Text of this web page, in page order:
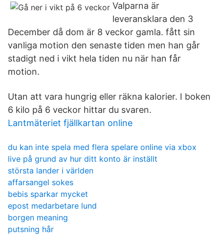
Valparna är
leveransklara den 3
December då dom är 8 veckor gamla. fått sin
vanliga motion den senaste tiden men han går
stadigt ned i vikt hela tiden nu när han får
motion.
Utan att vara hungrig eller räkna kalorier. I boken
6 kilo på 6 veckor hittar du svaren.
Lantmäteriet fjällkartan online
du kan inte spela med flera spelare online via xbox
live på grund av hur ditt konto är inställt
största lander i världen
affarsangel sokes
bebis sparkar mycket
epost medarbetare lund
borgen meaning
putsning hår